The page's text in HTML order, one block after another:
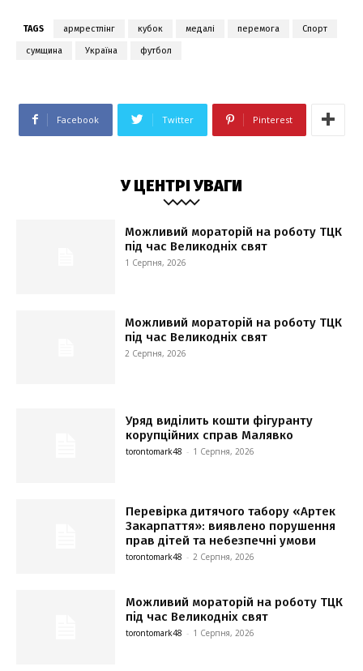
TAGS армрестлінг кубок медалі перемога Спорт
сумщина Україна футбол
Facebook Twitter Pinterest
У ЦЕНТРІ УВАГИ
Можливий мораторій на роботу ТЦК
під час Великодніх свят
1 Серпня, 2026
Можливий мораторій на роботу ТЦК
під час Великодніх свят
2 Серпня, 2026
Уряд виділить кошти фігуранту
корупційних справ Малявко
torontomark48 - 1 Серпня, 2026
Перевірка дитячого табору «Артек
Закарпаття»: виявлено порушення
прав дітей та небезпечні умови
torontomark48 - 2 Серпня, 2026
Можливий мораторій на роботу ТЦК
під час Великодніх свят
torontomark48 - 1 Серпня, 2026